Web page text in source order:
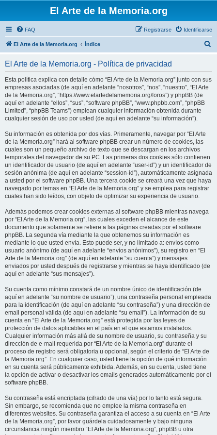
El Arte de la Memoria.org
FAQ Identificarse
Registrarse
El Arte de la Memoria.org Índice
El Arte de la Memoria.org - Política de privacidad
Esta política explica con detalle cómo “El Arte de la Memoria.org” junto con sus
empresas asociadas (de aquí en adelante “nosotros”, “nos”, “nuestro”, “El Arte
de la Memoria.org”, “https://www.elartedelamemoria.org/foros”) y phpBB (de
aquí en adelante “ellos”, “sus”, “software phpBB”, “www.phpbb.com”, “phpBB
Limited”, “phpBB Teams”) emplean cualquier información obtenida durante
cualquier sesión de uso por usted (de aquí en adelante “su información”).
Su información es obtenida por dos vías. Primeramente, navegar por “El Arte
de la Memoria.org” hará al software phpBB crear un número de cookies, las
cuales son un pequeño archivo de texto que se descargan en los archivos
temporales del navegador de su PC. Las primeras dos cookies sólo contienen
un identificador de usuario (de aquí en adelante “user-id”) y un identificador de
sesión anónima (de aquí en adelante “session-id”), automáticamente asignada
a usted por el software phpBB. Una tercera cookie se creará una vez que haya
navegado por temas en “El Arte de la Memoria.org” y se emplea para registrar
cuales han sido leídos, con objeto de optimizar su experiencia de usuario.
Además podemos crear cookies externas al software phpBB mientras navega
por “El Arte de la Memoria.org”, las cuales exceden el alcance de este
documento que solamente se refiere a las páginas creadas por el software
phpBB. La segunda vía mediante la que obtenemos su información es
mediante lo que usted envía. Esto puede ser, y no limitado a: envíos como
usuario anónimo (de aquí en adelante “envíos anónimos”), su registro en “El
Arte de la Memoria.org” (de aquí en adelante “su cuenta”) y mensajes
enviados por usted después de registrarse y mientras se haya identificado (de
aquí en adelante “sus mensajes”).
Su cuenta como mínimo constará de un nombre único de identificación (de
aquí en adelante “su nombre de usuario”), una contraseña personal empleada
para la identificación (de aquí en adelante “su contraseña”) y una dirección de
email personal válida (de aquí en adelante “su email”). La información de su
cuenta en “El Arte de la Memoria.org” está protegida por las leyes de
protección de datos aplicables en el país en el que estamos instalados.
Cualquier información más allá de su nombre de usuario, su contraseña y su
dirección de e-mail requerida por “El Arte de la Memoria.org” durante el
proceso de registro será obligatoria u opcional, según el criterio de “El Arte de
la Memoria.org”. En cualquier caso, usted tiene la opción de qué información
en su cuenta será públicamente exhibida. Además, en su cuenta, usted tiene
la opción de activar o desactivar los emails generados automáticamente por el
software phpBB.
Su contraseña está encriptada (cifrado de una vía) por lo tanto está segura.
Sin embargo, se recomienda que no emplee la misma contraseña en
diferentes websites. Su contraseña garantiza el acceso a su cuenta en “El Arte
de la Memoria.org”, por favor guárdela cuidadosamente y bajo ninguna
circunstancia ningún miembro “El Arte de la Memoria.org”, phpBB u otra